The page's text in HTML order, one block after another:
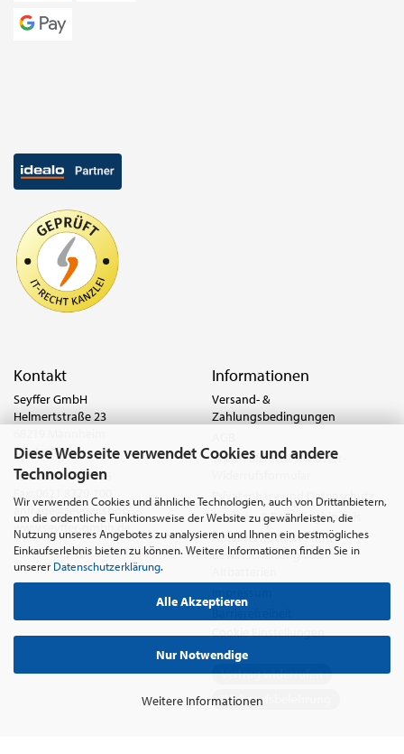
Diese Webseite verwendet Cookies und andere
Technologien
Wir verwenden Cookies und ähnliche Technologien, auch von Drittanbietern,
um die ordentliche Funktionsweise der Website zu gewährleisten, die
Nutzung unseres Angebotes zu analysieren und Ihnen ein bestmögliches
Einkaufserlebnis bieten zu können. Weitere Informationen finden Sie in
unserer Datenschutzerklärung.
Alle Akzeptieren
Nur Notwendige
Weitere Informationen
Kontakt
Seyffer GmbH
Helmertstraße 23
Deutschland
Tel.:0621 8779-555
anfrage@seyffer.shop
www.seyffer-gmbh.de
Informationen
Versand- &
Zahlungsbedingungen
Widerrufsrecht & Muster-
Privatsphäre und Datenschutz
Batterie- & Recyclinghinweis
Abfallvermeidung und
Bewirtschaftung von
Cookie Einstellungen
Vertrag widerrufen
Widerrufsbelehrung